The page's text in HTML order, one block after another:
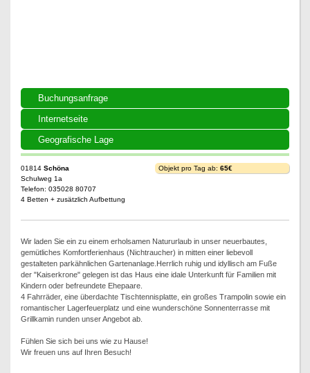
Buchungsanfrage
Internetseite
Geografische Lage
01814 Schöna
Schulweg 1a
Telefon: 035028 80707
4 Betten + zusätzlich Aufbettung
Objekt pro Tag ab: 65€
Wir laden Sie ein zu einem erholsamen Natururlaub in unser neuerbautes,
gemütliches Komfortferienhaus (Nichtraucher) in mitten einer liebevoll
gestalteten parkähnlichen Gartenanlage.Herrlich ruhig und idyllisch am Fuße
der "Kaiserkrone" gelegen ist das Haus eine idale Unterkunft für Familien mit
Kindern oder befreundete Ehepaare.
4 Fahrräder, eine überdachte Tischtennisplatte, ein großes Trampolin sowie ein
romantischer Lagerfeuerplatz und eine wunderschöne Sonnenterrasse mit
Grillkamin runden unser Angebot ab.
Fühlen Sie sich bei uns wie zu Hause!
Wir freuen uns auf Ihren Besuch!